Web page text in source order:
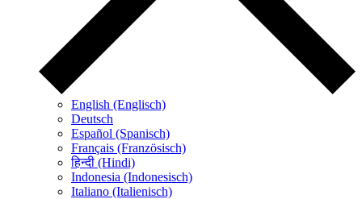
English (Englisch)
Deutsch
Español (Spanisch)
Français (Französisch)
हिन्दी (Hindi)
Indonesia (Indonesisch)
Italiano (Italienisch)